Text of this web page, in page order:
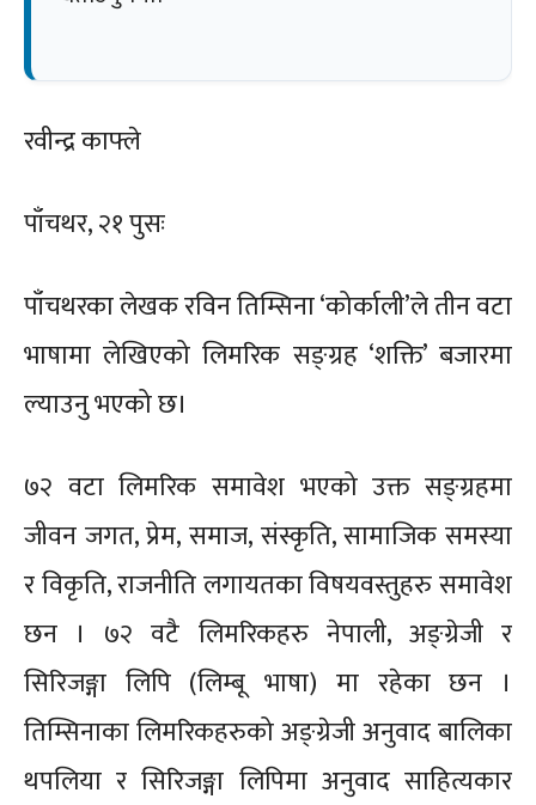
रवीन्द्र काफ्ले
पाँचथर, २१ पुसः
पाँचथरका लेखक रविन तिम्सिना ‘कोर्काली’ले तीन वटा
भाषामा लेखिएको लिमरिक सङ्ग्रह ‘शक्ति’ बजारमा
ल्याउनु भएको छ।
७२ वटा लिमरिक समावेश भएको उक्त सङ्ग्रहमा
जीवन जगत, प्रेम, समाज, संस्कृति, सामाजिक समस्या
र विकृति, राजनीति लगायतका विषयवस्तुहरु समावेश
छन । ७२ वटै लिमरिकहरु नेपाली, अङ्ग्रेजी र
सिरिजङ्गा लिपि (लिम्बू भाषा) मा रहेका छन ।
तिम्सिनाका लिमरिकहरुको अङ्ग्रेजी अनुवाद बालिका
थपलिया र सिरिजङ्गा लिपिमा अनुवाद साहित्यकार